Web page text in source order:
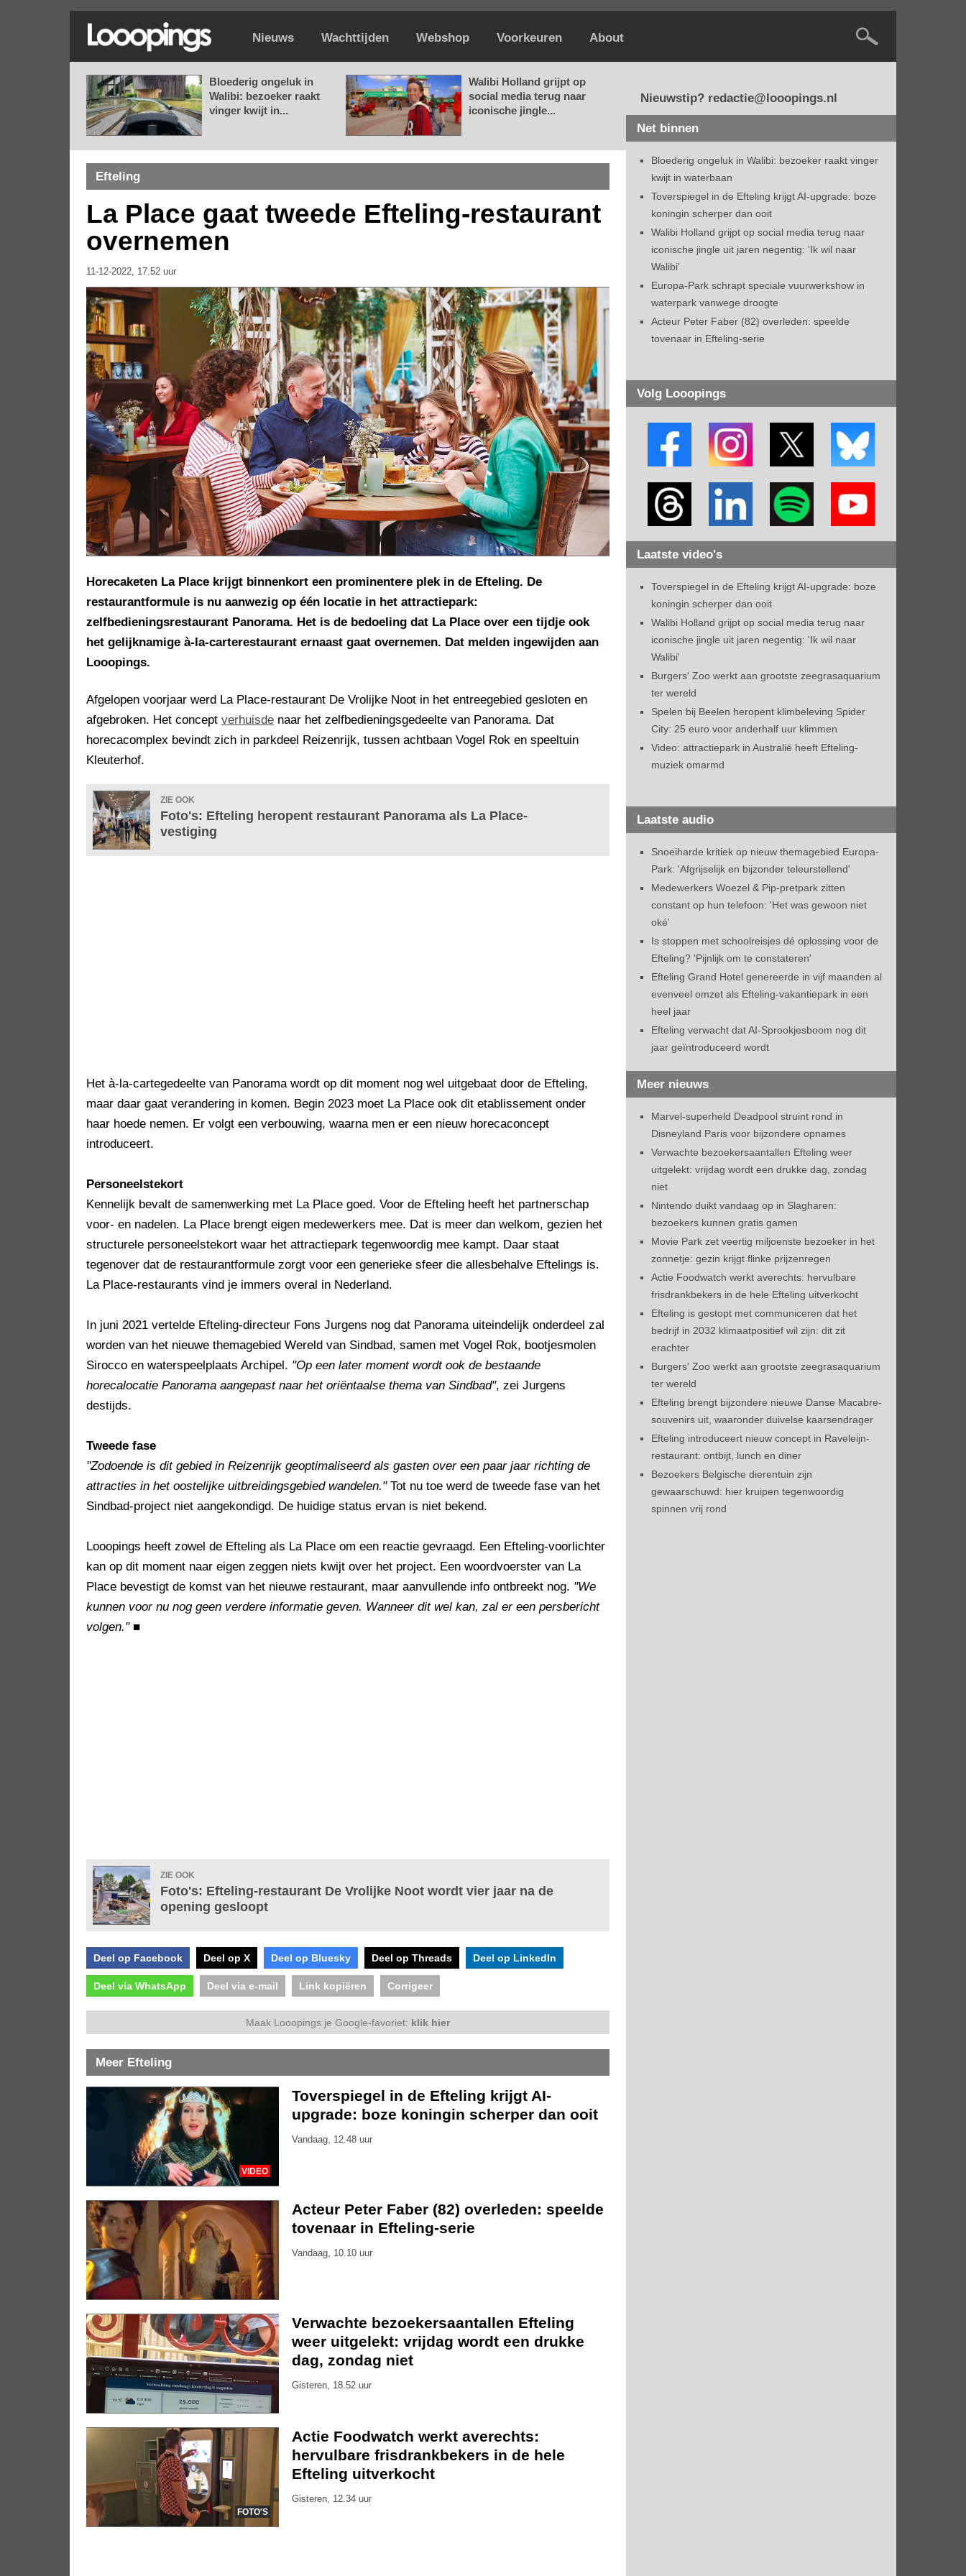
Nieuws Wachttijden Webshop Voorkeuren About
Bloederig ongeluk in
Walibi: bezoeker raakt
vinger kwijt in...
Walibi Holland grijpt op
social media terug naar
iconische jingle...
Efteling
La Place gaat tweede Efteling-restaurant
overnemen
11-12-2022, 17.52 uur
Horecaketen La Place krijgt binnenkort een prominentere plek in de Efteling. De
restaurantformule is nu aanwezig op één locatie in het attractiepark:
zelfbedieningsrestaurant Panorama. Het is de bedoeling dat La Place over een tijdje ook
het gelijknamige à-la-carterestaurant ernaast gaat overnemen. Dat melden ingewijden aan
Looopings.
Afgelopen voorjaar werd La Place-restaurant De Vrolijke Noot in het entreegebied gesloten en
afgebroken. Het concept verhuisde naar het zelfbedieningsgedeelte van Panorama. Dat
horecacomplex bevindt zich in parkdeel Reizenrijk, tussen achtbaan Vogel Rok en speeltuin
Kleuterhof.
ZIE OOK
Foto's: Efteling heropent restaurant Panorama als La Place-
vestiging
Het à-la-cartegedeelte van Panorama wordt op dit moment nog wel uitgebaat door de Efteling,
maar daar gaat verandering in komen. Begin 2023 moet La Place ook dit etablissement onder
haar hoede nemen. Er volgt een verbouwing, waarna men er een nieuw horecaconcept
introduceert.
Personeelstekort
Kennelijk bevalt de samenwerking met La Place goed. Voor de Efteling heeft het partnerschap
voor- en nadelen. La Place brengt eigen medewerkers mee. Dat is meer dan welkom, gezien het
structurele personeelstekort waar het attractiepark tegenwoordig mee kampt. Daar staat
tegenover dat de restaurantformule zorgt voor een generieke sfeer die allesbehalve Eftelings is.
La Place-restaurants vind je immers overal in Nederland.
In juni 2021 vertelde Efteling-directeur Fons Jurgens nog dat Panorama uiteindelijk onderdeel zal
worden van het nieuwe themagebied Wereld van Sindbad, samen met Vogel Rok, bootjesmolen
Sirocco en waterspeelplaats Archipel. "Op een later moment wordt ook de bestaande
horecalocatie Panorama aangepast naar het oriëntaalse thema van Sindbad", zei Jurgens
destijds.
Tweede fase
"Zodoende is dit gebied in Reizenrijk geoptimaliseerd als gasten over een paar jaar richting de
attracties in het oostelijke uitbreidingsgebied wandelen."Tot nu toe werd de tweede fase van het
Sindbad-project niet aangekondigd. De huidige status ervan is niet bekend.
Looopings heeft zowel de Efteling als La Place om een reactie gevraagd. Een Efteling-voorlichter
kan op dit moment naar eigen zeggen niets kwijt over het project. Een woordvoerster van La
Place bevestigt de komst van het nieuwe restaurant, maar aanvullende info ontbreekt nog. "We
kunnen voor nu nog geen verdere informatie geven. Wanneer dit wel kan, zal er een persbericht
volgen." ■
ZIE OOK
Foto's: Efteling-restaurant De Vrolijke Noot wordt vier jaar na de
opening gesloopt
Deel op Facebook Deel op X Deel op Bluesky Deel op Threads Deel op LinkedIn
Deel via WhatsApp Deel via e-mail Link kopiëren Corrigeer
Maak Looopings je Google-favoriet: klik hier
Meer Efteling
VIDEO
Toverspiegel in de Efteling krijgt AI-
upgrade: boze koningin scherper dan ooit
Vandaag, 12.48 uur
Acteur Peter Faber (82) overleden: speelde
tovenaar in Efteling-serie
Vandaag, 10.10 uur
Verwachte bezoekersaantallen Efteling
weer uitgelekt: vrijdag wordt een drukke
dag, zondag niet
Gisteren, 18.52 uur
FOTO'S
Actie Foodwatch werkt averechts:
hervulbare frisdrankbekers in de hele
Efteling uitverkocht
Gisteren, 12.34 uur
Nieuwstip? redactie@looopings.nl
Net binnen
Bloederig ongeluk in Walibi: bezoeker raakt vinger
kwijt in waterbaan
Toverspiegel in de Efteling krijgt AI-upgrade: boze
koningin scherper dan ooit
Walibi Holland grijpt op social media terug naar
iconische jingle uit jaren negentig: 'Ik wil naar
Walibi'
Europa-Park schrapt speciale vuurwerkshow in
waterpark vanwege droogte
Acteur Peter Faber (82) overleden: speelde
tovenaar in Efteling-serie
Volg Looopings
Laatste video's
Toverspiegel in de Efteling krijgt AI-upgrade: boze
koningin scherper dan ooit
Walibi Holland grijpt op social media terug naar
iconische jingle uit jaren negentig: 'Ik wil naar
Walibi'
Burgers' Zoo werkt aan grootste zeegrasaquarium
ter wereld
Spelen bij Beelen heropent klimbeleving Spider
City: 25 euro voor anderhalf uur klimmen
Video: attractiepark in Australië heeft Efteling-
muziek omarmd
Laatste audio
Snoeiharde kritiek op nieuw themagebied Europa-
Park: 'Afgrijselijk en bijzonder teleurstellend'
Medewerkers Woezel & Pip-pretpark zitten
constant op hun telefoon: 'Het was gewoon niet
oké'
Is stoppen met schoolreisjes dé oplossing voor de
Efteling? 'Pijnlijk om te constateren'
Efteling Grand Hotel genereerde in vijf maanden al
evenveel omzet als Efteling-vakantiepark in een
heel jaar
Efteling verwacht dat AI-Sprookjesboom nog dit
jaar geïntroduceerd wordt
Meer nieuws
Marvel-superheld Deadpool struint rond in
Disneyland Paris voor bijzondere opnames
Verwachte bezoekersaantallen Efteling weer
uitgelekt: vrijdag wordt een drukke dag, zondag
niet
Nintendo duikt vandaag op in Slagharen:
bezoekers kunnen gratis gamen
Movie Park zet veertig miljoenste bezoeker in het
zonnetje: gezin krijgt flinke prijzenregen
Actie Foodwatch werkt averechts: hervulbare
frisdrankbekers in de hele Efteling uitverkocht
Efteling is gestopt met communiceren dat het
bedrijf in 2032 klimaatpositief wil zijn: dit zit
erachter
Burgers' Zoo werkt aan grootste zeegrasaquarium
ter wereld
Efteling brengt bijzondere nieuwe Danse Macabre-
souvenirs uit, waaronder duivelse kaarsendrager
Efteling introduceert nieuw concept in Raveleijn-
restaurant: ontbijt, lunch en diner
Bezoekers Belgische dierentuin zijn
gewaarschuwd: hier kruipen tegenwoordig
spinnen vrij rond